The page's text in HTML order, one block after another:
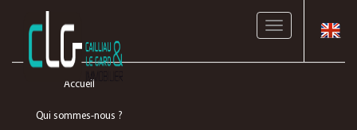
Toggle
Accueil
Qui sommes-nous ?